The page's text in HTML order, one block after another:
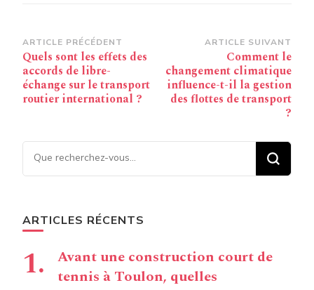
Navigation
d’article
ARTICLE PRÉCÉDENT
Quels sont les effets des
accords de libre-
échange sur le transport
routier international ?
ARTICLE SUIVANT
Comment le
changement climatique
influence-t-il la gestion
des flottes de transport
?
Vous recherchiez quelque
chose ?
ARTICLES RÉCENTS
Avant une construction court de
tennis à Toulon, quelles